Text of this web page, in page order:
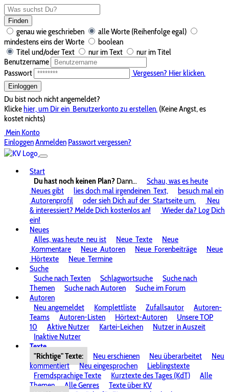
Finden
genau wie geschrieben
alle Worte (Reihenfolge egal)
mindestens eins der Worte
boolean
Titel und/oder Text
nur im Text
nur im Titel
Benutzername
Passwort
Vergessen? Hier klicken.
Einloggen
Du bist noch nicht angemeldet?
Klickehier, um Dir ein Benutzerkonto zu erstellen. (Keine Angst, es
kostet nichts)
Mein Konto
EinloggenAnmelden Passwort vergessen?
Start
Du hast noch keinen Plan? Dann...
Schau, was es heute
Neues gibt
lies doch mal irgendeinen Text,
besuch mal ein
Autorenprofil
oder sieh Dich auf der Startseite um.
Neu
& interessiert? Melde Dich kostenlos an!
Wieder da? Log Dich
ein!
Neues
Alles, was heute neu ist Neue Texte
Neue
Kommentare
Neue Autoren Neue Forenbeiträge
Neue
Hörtexte
Neue Termine
Suche
Suche nach Texten
Schlagwortsuche
Suche nach
Themen
Suche nach Autoren
Suche im Forum
Autoren
Neu angemeldet
Komplettliste Zufallsautor
Autoren-
Teams
Autoren-Listen Hörtext-Autoren
Unsere TOP
10
Aktive Nutzer Kartei-Leichen
Nutzer in Auszeit
Inaktive Nutzer
Texte
"Richtige" Texte:
Neu erschienen Neu überarbeitet
Neu
kommentiert
Neu eingesprochen
Lieblingstexte
Fremdsprachige Texte
Kurztexte des Tages (KdT)
Alle
Themen
Alle Genres Texte über KV